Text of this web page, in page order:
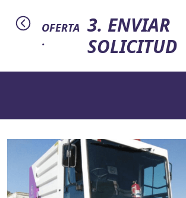
OFERTA
·
3. ENVIAR
SOLICITUD